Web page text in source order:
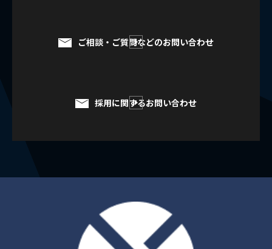
ご相談・ご質問などのお問い合わせ
採用に関するお問い合わせ